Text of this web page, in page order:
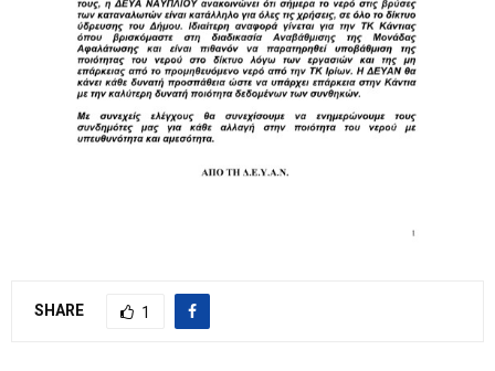
SHARE 1